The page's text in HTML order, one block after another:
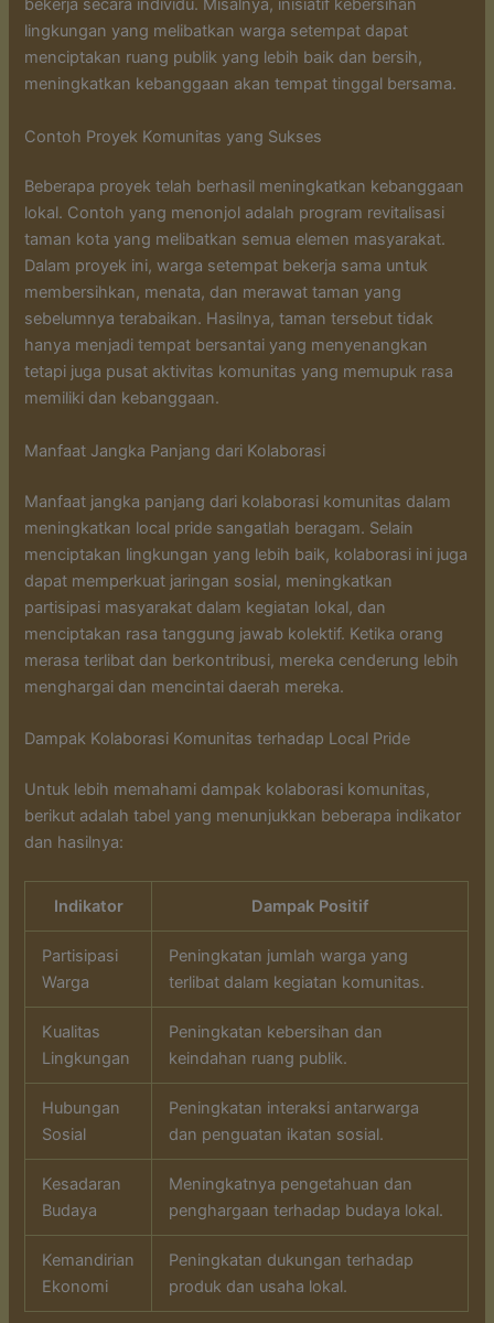
bekerja secara individu. Misalnya, inisiatif kebersihan
lingkungan yang melibatkan warga setempat dapat
menciptakan ruang publik yang lebih baik dan bersih,
meningkatkan kebanggaan akan tempat tinggal bersama.
Contoh Proyek Komunitas yang Sukses
Beberapa proyek telah berhasil meningkatkan kebanggaan
lokal. Contoh yang menonjol adalah program revitalisasi
taman kota yang melibatkan semua elemen masyarakat.
Dalam proyek ini, warga setempat bekerja sama untuk
membersihkan, menata, dan merawat taman yang
sebelumnya terabaikan. Hasilnya, taman tersebut tidak
hanya menjadi tempat bersantai yang menyenangkan
tetapi juga pusat aktivitas komunitas yang memupuk rasa
memiliki dan kebanggaan.
Manfaat Jangka Panjang dari Kolaborasi
Manfaat jangka panjang dari kolaborasi komunitas dalam
meningkatkan local pride sangatlah beragam. Selain
menciptakan lingkungan yang lebih baik, kolaborasi ini juga
dapat memperkuat jaringan sosial, meningkatkan
partisipasi masyarakat dalam kegiatan lokal, dan
menciptakan rasa tanggung jawab kolektif. Ketika orang
merasa terlibat dan berkontribusi, mereka cenderung lebih
menghargai dan mencintai daerah mereka.
Dampak Kolaborasi Komunitas terhadap Local Pride
Untuk lebih memahami dampak kolaborasi komunitas,
berikut adalah tabel yang menunjukkan beberapa indikator
dan hasilnya:
Indikator Dampak Positif
Partisipasi
Warga
Peningkatan jumlah warga yang
terlibat dalam kegiatan komunitas.
Kualitas
Lingkungan
Peningkatan kebersihan dan
keindahan ruang publik.
Hubungan
Sosial
Peningkatan interaksi antarwarga
dan penguatan ikatan sosial.
Kesadaran
Budaya
Meningkatnya pengetahuan dan
penghargaan terhadap budaya lokal.
Kemandirian
Ekonomi
Peningkatan dukungan terhadap
produk dan usaha lokal.